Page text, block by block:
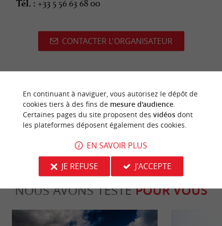
Tél. :
CONTACTER L'ORGANISATEUR
dernière mise à jour :06/07/2026 à 10:10:08
Source : Sirtaqui-Crédit photo :regiondo -CC BY-NC-
NOUS AVONS TESTÉPOUR VOUS
En continuant à naviguer, vous autorisez le dépôt de
cookies tiers à des fins de mesure d'audience.
Certaines pages du site proposent des vidéosdont
les plateformes déposent également des cookies.
EN SAVOIR PLUS
JE REFUSE
J'ACCEPTE